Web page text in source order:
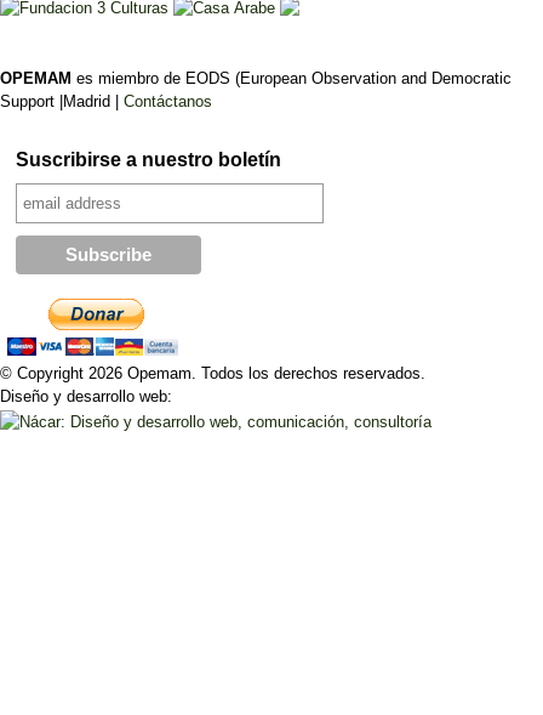
OPEMAM es miembro de EODS (European Observation and Democratic
Support |Madrid | Contáctanos
Suscribirse a nuestro boletín
© Copyright 2026 Opemam. Todos los derechos reservados.
Diseño y desarrollo web: